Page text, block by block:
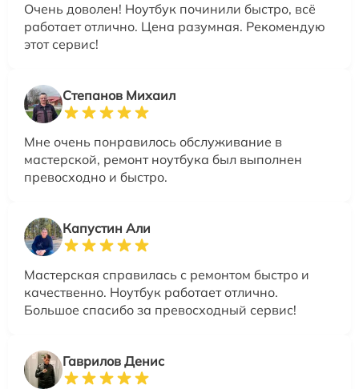
Очень доволен! Ноутбук починили быстро, всё
работает отлично. Цена разумная. Рекомендую
этот сервис!
Степанов Михаил
Мне очень понравилось обслуживание в
мастерской, ремонт ноутбука был выполнен
превосходно и быстро.
Капустин Али
Мастерская справилась с ремонтом быстро и
качественно. Ноутбук работает отлично.
Большое спасибо за превосходный сервис!
Гаврилов Денис